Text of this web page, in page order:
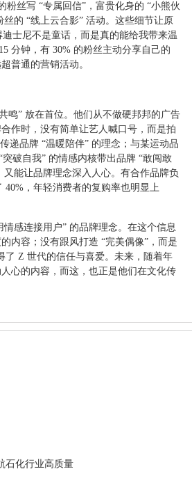
粉丝写 “专属回信”，富贵化身的 “小熊伙
的 “线上云合影” 活动。这些细节让原
士尼不是童话，而是真的能给我带来温
分钟，有 30% 的粉丝主动分享自己的
普通的营销活动。
鸣” 放在首位。他们从不做硬邦邦的广告
作时，没有简单让艺人喊口号，而是拍
递品牌 “温暖陪伴” 的理念；与某运动品
破自我” 的情感内核带出品牌 “敢闯敢
能让品牌理念深入人心。有合作品牌负
40%，年轻消费者的复购率也明显上
感连接用户” 的品牌理念。在这个信息
内容；没有跟风打造 “完美偶像”，而是
了 Z 世代的信任与喜爱。未来，随着年
心的内容，而这，也正是他们在文化传
石化行业高质量